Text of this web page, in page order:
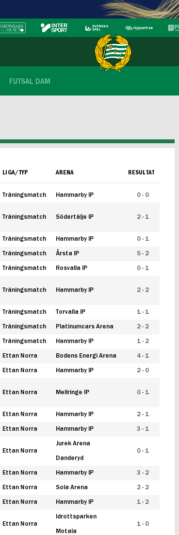
FUTSAL DAM
LIGA/TYP ARENA RESULTAT
Träningsmatch Hammarby IP 0 - 0
Träningsmatch Södertälje IP 2 - 1
Träningsmatch Hammarby IP 0 - 1
Träningsmatch Årsta IP 5 - 2
Träningsmatch Rosvalla IP 0 - 1
Träningsmatch Hammarby IP 2 - 2
Träningsmatch Torvalla IP 1 - 1
Träningsmatch Platinumcars Arena 2 - 2
Träningsmatch Hammarby IP 1 - 2
Ettan Norra Bodens Energi Arena 4 - 1
Ettan Norra Hammarby IP 2 - 0
Ettan Norra Mellringe IP 0 - 1
Ettan Norra Hammarby IP 2 - 1
Ettan Norra Hammarby IP 3 - 1
Ettan Norra
Jurek Arena
Danderyd
0 - 1
Ettan Norra Hammarby IP 3 - 2
Ettan Norra Sola Arena 2 - 2
Ettan Norra Hammarby IP 1 - 2
Ettan Norra
Idrottsparken
Motala
1 - 0